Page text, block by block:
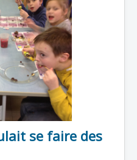
se faire des